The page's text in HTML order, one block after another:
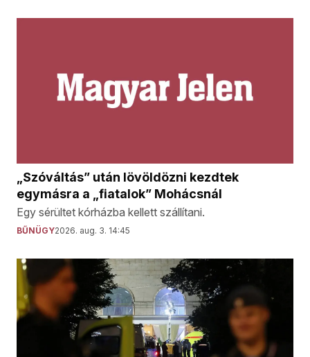
„Szóváltás” után lövöldözni kezdtek
egymásra a „fiatalok” Mohácsnál
Egy sérültet kórházba kellett szállítani.
BŰNÜGY2026. aug. 3. 14:45